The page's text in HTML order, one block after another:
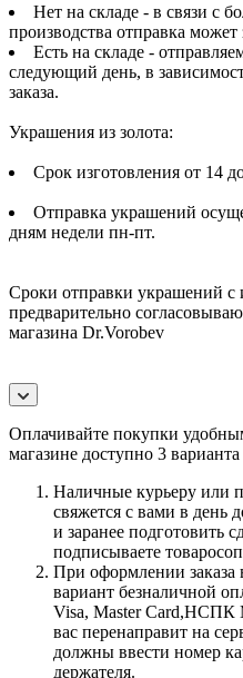
Нет на складе - в связи с
производства отправка может
Есть на складе -
следующий день, в
заказа.
Украшения из золота:
Срок изготовления от 14
Отправка украшений
дням недели пн-пт.
Сроки отправки украшений с
предварительно
магазина Dr.Vorobev
Оплачивайте покупки
магазине доступно 3
Наличные курьеру или
свяжется с вами в день
и заранее подготовить
подписываете
При оформлении заказа
вариант безналичной
Visa, Master Card,НСПК
вас перенаправит на
должны ввести номер
держателя.